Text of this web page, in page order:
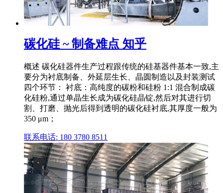
碳化硅 ~ 制备难点 知乎
概述 碳化硅器件生产过程跟传统的硅基器件基本一致,主
要分为衬底制备、外延层生长、晶圆制造以及封装测试
四个环节： 衬底：高纯度的碳粉和硅粉 1:1 混合制成碳
化硅粉,通过单晶生长成为碳化硅晶锭,然后对其进行切
割、打磨、抛光后得到透明的碳化硅衬底,其厚度一般为
350 μm；
联系电话: 180 3780 8511